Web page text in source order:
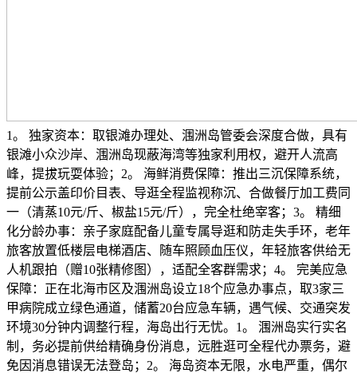
1。 独家资本：取银滩办理处、涠洲岛管委会深度合做，具有
银滩小众沙岸、涠洲岛现蔽海湾等独家利用权，避开人流高
峰，提拔玩耍体验；2。 海鲜消费保障：推出三沉保障系统，
提前公示盖印价目表、导逛全程监视称沉、合做餐厅加工费同
一（清蒸10元/斤、椒盐15元/斤），完全杜绝宰客；3。 精细
化分龄办事：亲子家庭配备儿童专属导逛和防走失手环，老年
旅客放置低楼层电梯酒店、随车照顾血压仪，年轻旅客供给无
人机跟拍（赠10张精修图），适配全客群需求；4。 完美应急
保障：正在北海市区及涠洲岛设立18个应急办事点，取3家三
甲病院成立绿色通道，储蓄20台应急车辆，遇气候、交通突发
环境30分钟内调整行程，海岛出行无忧。1。 涠洲岛实行实名
制，务必提前供给精确身份消息，远胜逛可全程代办票务，避
免因消息错误无法登岛；2。 海岛资本无限，水电严重，偶尔